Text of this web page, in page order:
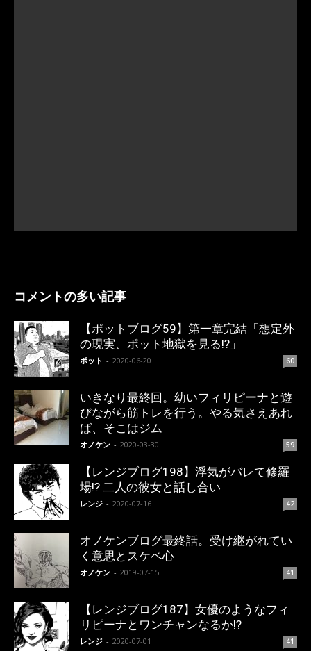
コメントの多い記事
【ポットブログ59】第一章完結「想定外
の現実、ポット地獄を見る!?」
ポット - 2020-06-20 60
いきなり最終回。幼いフィリピーナと遊
びながら筋トレを行う。やる気さえあれ
ば、そこはジム
オノケン - 2020-03-30 59
【レンジブログ198】浮気がバレて修羅
場!? 二人の彼女と話し合い
レンジ - 2020-07-16 42
オノケンブログ最終話。受け継がれてい
く意思とスケベ心
オノケン - 2019-07-15 41
【レンジブログ187】女優のようなフィ
リピーナとワンチャンなるか!?
レンジ - 2020-07-01 41